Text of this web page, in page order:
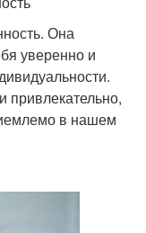
Она
уверенно и
привлекательно,
в нашем